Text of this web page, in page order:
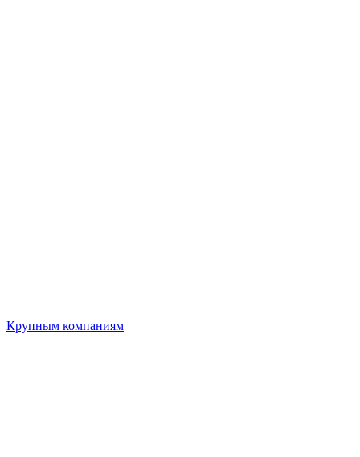
Крупным компаниям